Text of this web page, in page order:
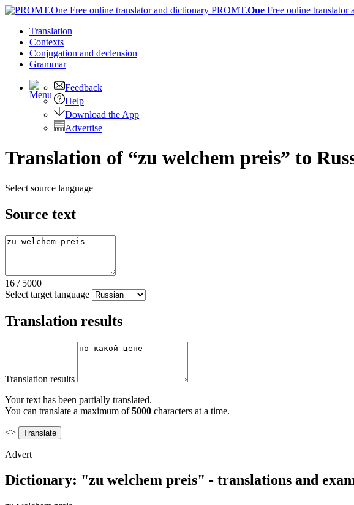
PROMT.One Free online translator
Translation
Contexts
Conjugation and declension
Grammar
Feedback
Help
Download the App
Advertise
Translation of “zu welchem preis” to
Select source language
Source text
16 / 5000
Select target language
Translation results
Translation results
Your text has been partially translated.
You can translate a maximum of5000 characters at a time.
<>
Advert
Dictionary: "zu welchem preis" - translations and